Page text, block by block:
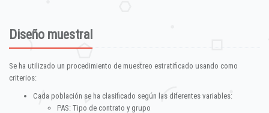
Diseño muestral
Se ha utilizado un procedimiento de muestreo estratificado usando como
criterios:
Cada población se ha clasificado según las diferentes variables:
PAS: Tipo de contrato y grupo